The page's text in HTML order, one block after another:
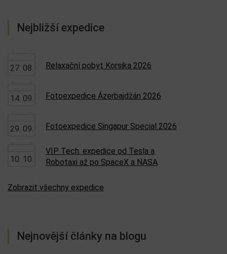
Nejbližší expedice
27. 08. Relaxační pobyt Korsika 2026
14. 09. Fotoexpedice Ázerbajdžán 2026
29. 09. Fotoexpedice Singapur Special 2026
10. 10.
VIP Tech. expedice od Tesla a
Robotaxi až po SpaceX a NASA
Zobrazit všechny expedice
Nejnovější články na blogu